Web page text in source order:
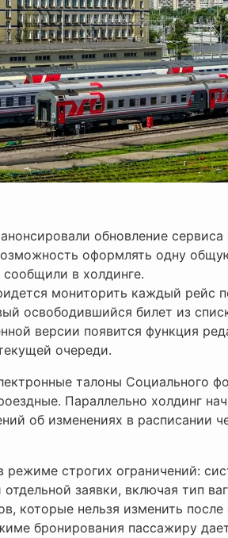
обновление
оформлять одну
в холдинге.
мониторить каждый рейс
освободившийся билет из
версии появится функция
очереди.
талоны Социального
Параллельно холдинг
об изменениях в расписании
строгих ограничений:
заявки, включая тип
которые нельзя изменить
бронирования пассажиру